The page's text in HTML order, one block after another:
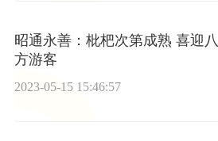
昭通永善：枇杷次第成熟 喜迎八
方游客
2023-05-15 15:46:57